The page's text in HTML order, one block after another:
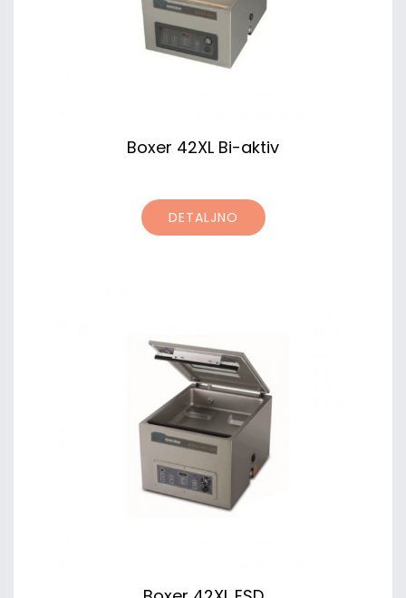
Boxer 42XL Bi-aktiv
DETALJNO